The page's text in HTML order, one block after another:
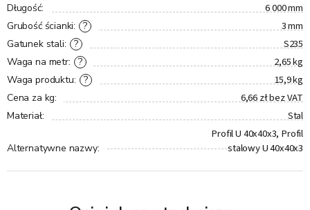
Długość: 6 000 mm
?
Grubość ścianki: 3 mm
?
Gatunek stali: S235
?
Waga na metr: 2,65 kg
?
Waga produktu: 15,9 kg
Cena za kg: 6,66 zł bez VAT
Materiał: Stal
Alternatywne nazwy:
Profil U 40x40x3, Profil
stalowy U 40x40x3